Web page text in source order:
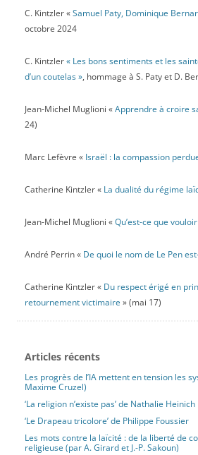
C. Kintzler «Samuel Paty, Dominique
octobre 2024
C. Kintzler« Les bons sentiments et les
d’un coutelas », hommage à S. Paty et D.
Jean-Michel Muglioni «Apprendre à croire
24)
Marc Lefèvre « Israël : la compassion
Catherine Kintzler « La dualité du régime
Jean-Michel Muglioni «Qu’est-ce que
André Perrin « De quoi le nom de Le Pen
Catherine Kintzler « Du respect érigé en
retournement victimaire » (mai 17)
Articles récents
Les progrès de l’IA mettent en tension les
Maxime Cruzel)
‘La religion n’existe pas’ de Nathalie Heinich
‘Le Drapeau tricolore’ de Philippe Foussier
Les mots contre la laïcité : de la liberté de
religieuse (par A. Girard et J.-P. Sakoun)